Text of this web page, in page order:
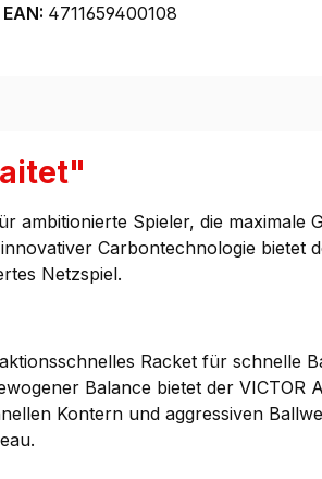
EAN: 4711659400108
Spieler, die maximale
Carbontechnologie bietet
Netzspiel.
Racket für schnelle
Balance bietet der VICTOR
Kontern und aggressiven